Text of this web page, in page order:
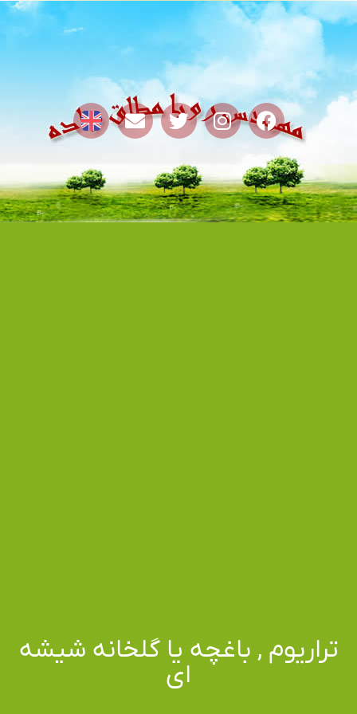
تراریوم , باغچه یا گلخانه شیشه
ای